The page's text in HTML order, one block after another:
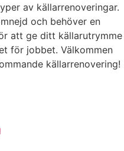
av källarrenoveringar.
och behöver en
att ge ditt källarutrymme
för jobbet. Välkommen
källarrenovering!